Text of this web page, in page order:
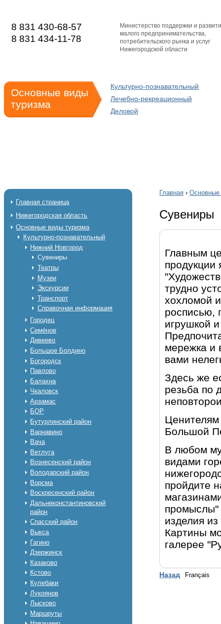
8 831 430-68-57
8 831 434-11-78
Министерство поддержки и
малого предпринимательства,
потребительского рынка и услуг
Нижегородской области
Основные виды
туризма
Культурно-познавательный
Лечебно-рекреационный
Деловой
Главная страница
Нижегородская область
Основные виды туризма
Культурно-познавательный
Нижний Новгород
Сувениры
Театры
Музеи
Экскурсии
Транспорт
Справочная информация
Городец
Семёнов
Дивеево
Большое Болдино
Богородск
Павлово
Балахна
Чкаловск
Арзамас
БОР
Бутурлинский район
Варнавино
Вача
Ветлуга
Вознесенский район
Володарский район
Ворсма
Воскресенский район
Дальнеконстантиновский
район
Спасский район
Выкса
Гагино
Дзержинск
Казаково
Кстово
Кулебаки
Лукоянов
Лысково
Маршруты
Главная › Основные
Сувениры
Главным
продукции
трудно
хохломой
росписью,
игрушкой
мережка и
вами
Здесь же
резьба по
Большой
В любом
видами
пройдите
промыслы"
изделия
Картины
галерее
Назад Français